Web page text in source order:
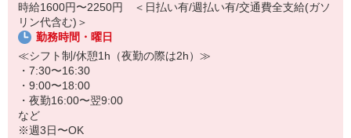
環境、待遇どちらも良好◎
病院勤務が初めての方の定着率も高め☆
お試し2ヶ月〜の勤務も大歓迎です♪
時給1600円〜2250円 ＜日払い有/週払い有/交通費全支給(ガソ
リン代含む)＞
勤務時間・曜日
≪シフト制/休憩1h（夜勤の際は2h）≫
・7:30〜16:30
・9:00〜18:00
・夜勤16:00〜翌9:00
など
※週3日〜OK